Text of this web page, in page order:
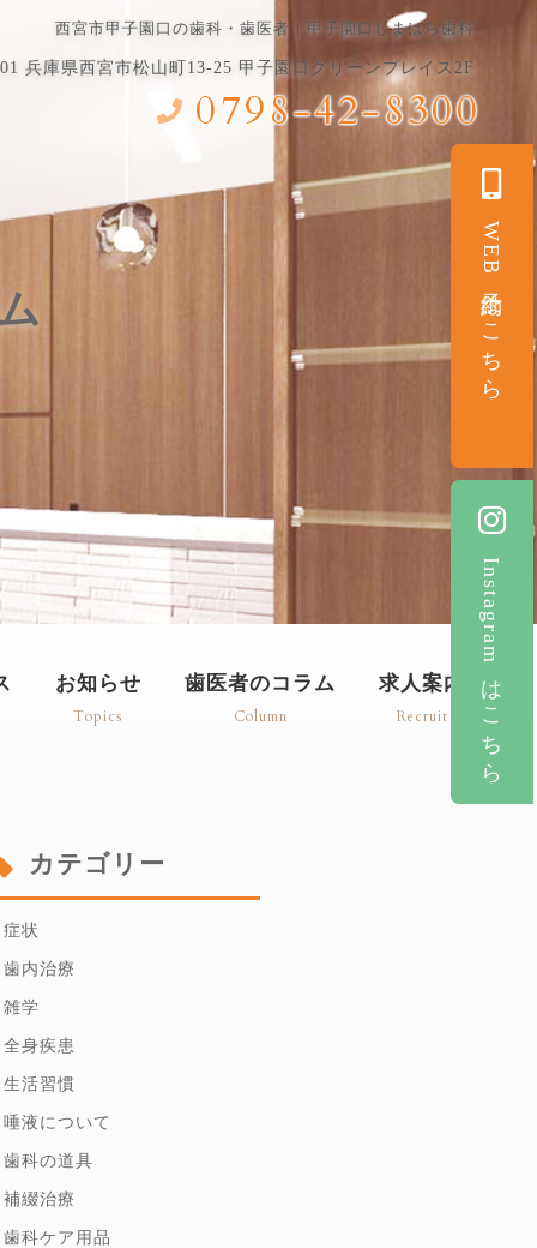
西宮市甲子園口の歯科・歯医者｜甲子園口しまはら歯科
兵庫県⻄宮市松山町13-25 甲子園口グリーンプレイス2F
0798-42-8300
お知らせ
Topics
歯医者のコラム
Column
求人案内
Recruit
WEB予約はこちら
Instagramはこちら
カテゴリー
症状
歯内治療
雑学
全身疾患
生活習慣
唾液について
歯科の道具
補綴治療
歯科ケア用品